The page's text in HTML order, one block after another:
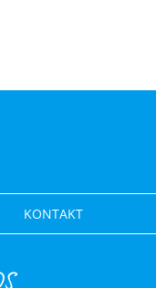
KONTAKT